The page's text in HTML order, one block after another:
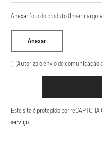
Anexar foto do produto (Inserir
Anexar
Autorizo o envio de comunicação
Este site é protegido por reCAPTCHA
serviço.